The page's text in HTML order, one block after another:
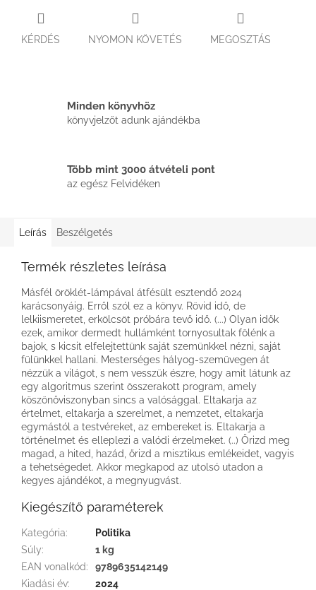
KÉRDÉS NYOMON KÖVETÉS MEGOSZTÁS
Minden könyvhöz
könyvjelzőt adunk ajándékba
Több mint 3000 átvételi pont
az egész Felvidéken
Leírás Beszélgetés
Termék részletes leírása
Másfél öröklét-lámpával átfésült esztendő 2024
karácsonyáig. Erről szól ez a könyv. Rövid idő, de
lelkiismeretet, erkölcsöt próbára tevő idő. (...) Olyan idők
ezek, amikor dermedt hullámként tornyosultak fölénk a
bajok, s kicsit elfelejtettünk saját szemünkkel nézni, saját
fülünkkel hallani. Mesterséges hályog-szemüvegen át
nézzük a világot, s nem vesszük észre, hogy amit látunk az
egy algoritmus szerint összerakott program, amely
köszönőviszonyban sincs a valósággal. Eltakarja az
értelmet, eltakarja a szerelmet, a nemzetet, eltakarja
egymástól a testvéreket, az embereket is. Eltakarja a
történelmet és elleplezi a valódi érzelmeket. (..) Őrizd meg
magad, a hited, hazád, őrizd a misztikus emlékeidet, vagyis
a tehetségedet. Akkor megkapod az utolsó utadon a
kegyes ajándékot, a megnyugvást.
Kiegészítő paraméterek
Kategória:
Politika
Súly:
1 kg
EAN vonalkód:
9789635142149
Kiadási év:
2024